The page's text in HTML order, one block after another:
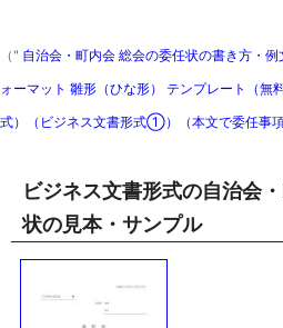
（" 自治会・町内会 総会の委任状の書き方・
ォーマット 雛形（ひな形） テンプレート（無
式）（ビジネス文書形式①）（本文で委任事
ビジネス文書形式の自治会
状の見本・サンプル